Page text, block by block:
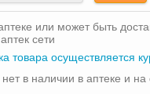
или может быть
сети
товара осуществляется
нет в наличии в аптеке и